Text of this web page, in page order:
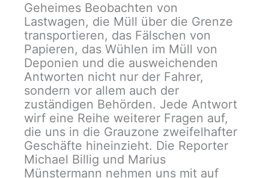
Geheimes Beobachten von
Lastwagen, die Müll über die Grenze
transportieren, das Fälschen von
Papieren, das Wühlen im Müll von
Deponien und die ausweichenden
Antworten nicht nur der Fahrer,
sondern vor allem auch der
zuständigen Behörden. Jede Antwort
wirf eine Reihe weiterer Fragen auf,
die uns in die Grauzone zweifelhafter
Geschäfte hineinzieht. Die Reporter
Michael Billig und Marius
Münstermann nehmen uns mit auf